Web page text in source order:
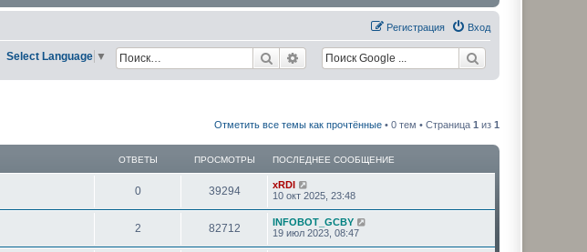
Вход
Регистрация
Поиск Расширенный поиск
Select Language ▼
Отметить все темы как прочтённые • 0 тем • Страница 1 из 1
ОТВЕТЫ ПРОСМОТРЫ ПОСЛЕДНЕЕ СООБЩЕНИЕ
0 39294
xRDI
10 окт 2025, 23:48
2 82712
INFOBOT_GCBY
19 июл 2023, 08:47